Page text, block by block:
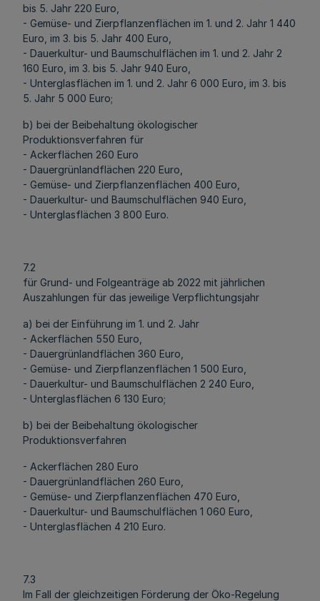
bis 5. Jahr 220 Euro,
- Gemüse- und Zierpflanzenflächen im 1. und 2. Jahr 1 440
Euro, im 3. bis 5. Jahr 400 Euro,
- Dauerkultur- und Baumschulflächen im 1. und 2. Jahr 2
160 Euro, im 3. bis 5. Jahr 940 Euro,
- Unterglasflächen im 1. und 2. Jahr 6 000 Euro, im 3. bis
5. Jahr 5 000 Euro;
b) bei der Beibehaltung ökologischer
Produktionsverfahren für
- Ackerflächen 260 Euro
- Dauergrünlandflächen 220 Euro,
- Gemüse- und Zierpflanzenflächen 400 Euro,
- Dauerkultur- und Baumschulflächen 940 Euro,
- Unterglasflächen 3 800 Euro.
7.2
für Grund- und Folgeanträge ab 2022 mit jährlichen
Auszahlungen für das jeweilige Verpflichtungsjahr
a) bei der Einführung im 1. und 2. Jahr
- Ackerflächen 550 Euro,
- Dauergrünlandflächen 360 Euro,
- Gemüse- und Zierpflanzenflächen 1 500 Euro,
- Dauerkultur- und Baumschulflächen 2 240 Euro,
- Unterglasflächen 6 130 Euro;
b) bei der Beibehaltung ökologischer
Produktionsverfahren
- Ackerflächen 280 Euro
- Dauergrünlandflächen 260 Euro,
- Gemüse- und Zierpflanzenflächen 470 Euro,
- Dauerkultur- und Baumschulflächen 1 060 Euro,
- Unterglasflächen 4 210 Euro.
7.3
Im Fall der gleichzeitigen Förderung der Öko-Regelung